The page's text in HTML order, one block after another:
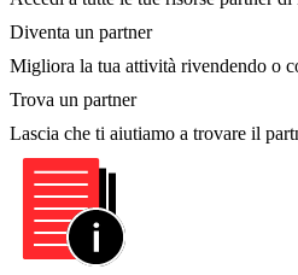
Diventa un partner
Migliora la tua attività rivendendo o
Trova un partner
Lascia che ti aiutiamo a trovare il